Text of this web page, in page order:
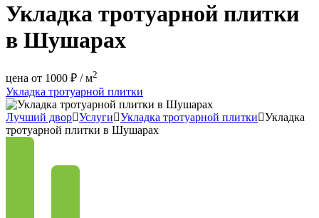
Укладка тротуарной плитки
в Шушарах
цена от 1000 ₽ / м2
Укладка тротуарной плитки
Лучший двор Услуги Укладка тротуарной плитки
Укладка
тротуарной плитки в Шушарах